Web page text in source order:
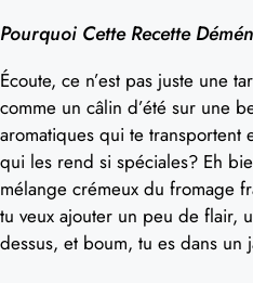
Pourquoi Cette Recette
Écoute, ce n’est pas juste une
comme un câlin d’été sur une
aromatiques qui te transportent
qui les rend si spéciales? Eh
mélange crémeux du fromage
tu veux ajouter un peu de flair,
dessus, et boum, tu es dans un